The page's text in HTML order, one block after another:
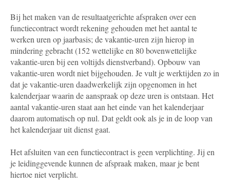
Bij het maken van de resultaatgerichte afspraken over een
functiecontract wordt rekening gehouden met het aantal te
werken uren op jaarbasis; de vakantie-uren zijn hierop in
mindering gebracht (152 wettelijke en 80 bovenwettelijke
vakantie-uren bij een voltijds dienstverband). Opbouw van
vakantie-uren wordt niet bijgehouden. Je vult je werktijden zo in
dat je vakantie-uren daadwerkelijk zijn opgenomen in het
kalenderjaar waarin de aanspraak op deze uren is ontstaan. Het
aantal vakantie-uren staat aan het einde van het kalenderjaar
daarom automatisch op nul. Dat geldt ook als je in de loop van
het kalenderjaar uit dienst gaat.
Het afsluiten van een functiecontract is geen verplichting. Jij en
je leidinggevende kunnen de afspraak maken, maar je bent
hiertoe niet verplicht.